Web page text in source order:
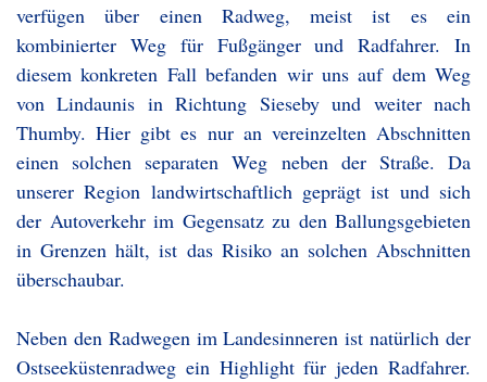
verfügen über einen Radweg, meist ist es ein
kombinierter Weg für Fußgänger und Radfahrer. In
diesem konkreten Fall befanden wir uns auf dem Weg
von Lindaunis in Richtung Sieseby und weiter nach
Thumby. Hier gibt es nur an vereinzelten Abschnitten
einen solchen separaten Weg neben der Straße. Da
unserer Region landwirtschaftlich geprägt ist und sich
der Autoverkehr im Gegensatz zu den Ballungsgebieten
in Grenzen hält, ist das Risiko an solchen Abschnitten
überschaubar.
Neben den Radwegen im Landesinneren ist natürlich der
Ostseeküstenradweg ein Highlight für jeden Radfahrer.